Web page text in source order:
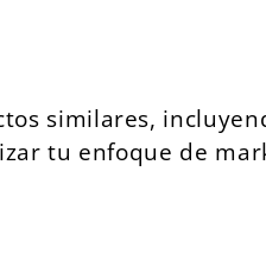
similares,
tu enfoque de